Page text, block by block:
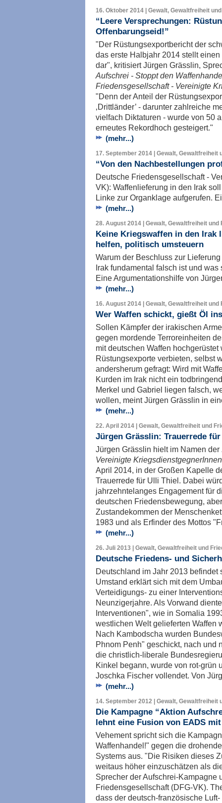
16. Oktober 2014 | Gewalt, Gewaltfreiheit
“Leere Versprechungen:
Offenbarungseid!”
"Der Rüstungsexportbericht der
das erste Halbjahr 2014 stellt
dar", kritisiert Jürgen Grässlin,
Aufschrei - Stoppt den
Friedensgesellschaft - Vereinigte
"Denn der Anteil der
‚Drittländer’ - darunter zahlreiche
vielfach Diktaturen - wurde von 50
erneutes Rekordhoch gesteigert."
(mehr...)
17. September 2014 | Gewalt, Gewaltfreiheit
“Von den Nachbestellungen
Deutsche Friedensgesellschaft -
VK): Waffenlieferung in den Irak
Linke zur Organklage aufgerufen.
(mehr...)
28. August 2014 | Gewalt, Gewaltfreiheit und
Keine Kriegswaffen in den
helfen, politisch umsteuern
Warum der Beschluss zur
Irak fundamental falsch ist und
Eine Argumentationshilfe von
(mehr...)
16. August 2014 | Gewalt, Gewaltfreiheit und
Wer Waffen schickt, gießt Öl
Sollen Kämpfer der irakischen
gegen mordende Terroreinheiten
mit deutschen Waffen
Rüstungsexporte verbieten, selbst
andersherum gefragt: Wird mit
Kurden im Irak nicht ein
Merkel und Gabriel liegen falsch,
wollen, meint Jürgen Grässlin in
(mehr...)
22. April 2014 | Gewalt, Gewaltfreiheit und
Jürgen Grässlin: Trauerrede
Jürgen Grässlin hielt im Namen der
Vereinigte KriegsdienstgegnerInnen
April 2014, in der Großen Kapelle
Trauerrede für Ulli Thiel. Dabei
jahrzehntelanges Engagement für
deutschen Friedensbewegung,
Zustandekommen der
1983 und als Erfinder des Mottos
(mehr...)
26. Juli 2013 | Gewalt, Gewaltfreiheit und
Deutsche Friedens- und
Deutschland im Jahr 2013
Umstand erklärt sich mit dem
Verteidigungs- zu einer
Neunzigerjahre. Als Vorwand
Interventionen", wie in Somalia
westlichen Welt gelieferten Waffen
Nach Kambodscha wurden
Phnom Penh" geschickt, nach und
die christlich-liberale
Kinkel begann, wurde von rot-grün
Joschka Fischer vollendet. Von
(mehr...)
14. September 2012 | Gewalt, Gewaltfreiheit
Die Kampagne “Aktion
lehnt eine Fusion von EADS
Vehement spricht sich die
Waffenhandel!" gegen die
Systems aus. "Die Risiken dieses
weitaus höher einzuschätzen als
Sprecher der Aufschrei-Kampagne
Friedensgesellschaft (DFG-VK).
dass der deutsch-französische